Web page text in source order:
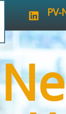
PV-